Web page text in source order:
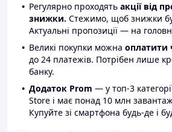
Регулярно проходять акції від
знижки. Стежимо, щоб знижки
Актуальні пропозиції — на
Великі покупки можна оплатити
до 24 платежів. Потрібен лише
банку.
Додаток Prom — у топ-3
Store і має понад 10 млн
Купуйте зі смартфона будь-де і